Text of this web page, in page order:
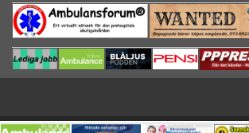
Hoppa till huvudinnehåll